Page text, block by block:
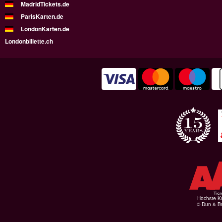
MadridTickets.de
ParisKarten.de
LondonKarten.de
Londonbillette.ch
Höchste
© Dun &